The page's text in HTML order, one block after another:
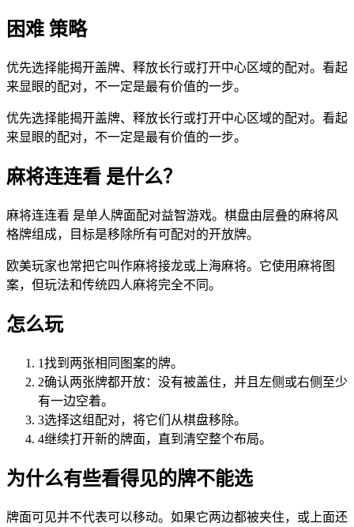
困难 策略
优先选择能揭开盖牌、释放长行或打开中心区域的配对。看起
来显眼的配对，不一定是最有价值的一步。
优先选择能揭开盖牌、释放长行或打开中心区域的配对。看起
来显眼的配对，不一定是最有价值的一步。
麻将连连看 是什么？
麻将连连看 是单人牌面配对益智游戏。棋盘由层叠的麻将风
格牌组成，目标是移除所有可配对的开放牌。
欧美玩家也常把它叫作麻将接龙或上海麻将。它使用麻将图
案，但玩法和传统四人麻将完全不同。
怎么玩
1找到两张相同图案的牌。
2确认两张牌都开放：没有被盖住，并且左侧或右侧至少
有一边空着。
3选择这组配对，将它们从棋盘移除。
4继续打开新的牌面，直到清空整个布局。
为什么有些看得见的牌不能选
牌面可见并不代表可以移动。如果它两边都被夹住，或上面还